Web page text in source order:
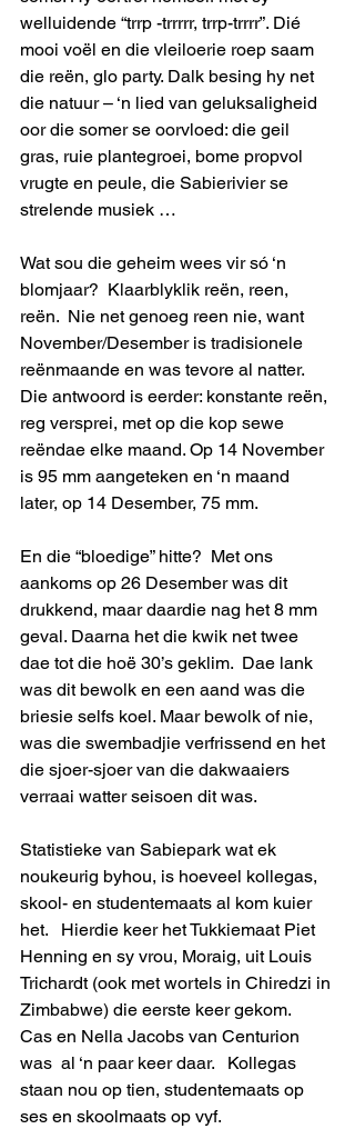
welluidende “trrp -trrrrr, trrp-trrrr”. Dié
mooi voël en die vleiloerie roep saam
die reën, glo party. Dalk besing hy net
die natuur – ‘n lied van geluksaligheid
oor die somer se oorvloed: die geil
gras, ruie plantegroei, bome propvol
vrugte en peule, die Sabierivier se
strelende musiek …
Wat sou die geheim wees vir só ‘n
blomjaar?  Klaarblyklik reën, reen,
reën.  Nie net genoeg reen nie, want
November/Desember is tradisionele
reënmaande en was tevore al natter.
Die antwoord is eerder: konstante reën,
reg versprei, met op die kop sewe
reëndae elke maand. Op 14 November
is 95 mm aangeteken en ‘n maand
later, op 14 Desember, 75 mm.
En die “bloedige” hitte?  Met ons
aankoms op 26 Desember was dit
drukkend, maar daardie nag het 8 mm
geval. Daarna het die kwik net twee
dae tot die hoë 30’s geklim.  Dae lank
was dit bewolk en een aand was die
briesie selfs koel. Maar bewolk of nie,
was die swembadjie verfrissend en het
die sjoer-sjoer van die dakwaaiers
verraai watter seisoen dit was.
Statistieke van Sabiepark wat ek
noukeurig byhou, is hoeveel kollegas,
skool- en studentemaats al kom kuier
het.   Hierdie keer het Tukkiemaat Piet
Henning en sy vrou, Moraig, uit Louis
Trichardt (ook met wortels in Chiredzi in
Zimbabwe) die eerste keer gekom.
Cas en Nella Jacobs van Centurion
was  al ‘n paar keer daar.   Kollegas
staan nou op tien, studentemaats op
ses en skoolmaats op vyf.